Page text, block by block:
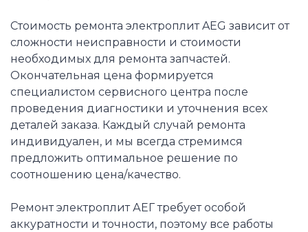
Стоимость ремонта электроплит AEG зависит от
сложности неисправности и стоимости
необходимых для ремонта запчастей.
Окончательная цена формируется
специалистом сервисного центра после
проведения диагностики и уточнения всех
деталей заказа. Каждый случай ремонта
индивидуален, и мы всегда стремимся
предложить оптимальное решение по
соотношению цена/качество.
Ремонт электроплит АЕГ требует особой
аккуратности и точности, поэтому все работы